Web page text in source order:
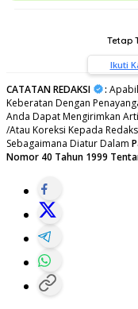
Tetap
Ikuti
CATATAN REDAKSI :
Keberatan Dengan
Anda Dapat Mengirimkan
/Atau Koreksi Kepada
Sebagaimana Diatur Dalam
Nomor 40 Tahun 1999